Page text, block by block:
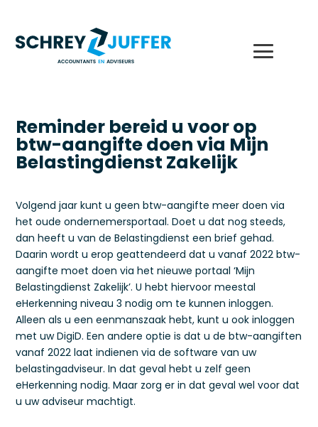
Reminder bereid u voor op
btw-aangifte doen via Mijn
Belastingdienst Zakelijk
Volgend jaar kunt u geen btw-aangifte meer doen via
het oude ondernemersportaal. Doet u dat nog steeds,
dan heeft u van de Belastingdienst een brief gehad.
Daarin wordt u erop geattendeerd dat u vanaf 2022 btw-
aangifte moet doen via het nieuwe portaal ‘Mijn
Belastingdienst Zakelijk’. U hebt hiervoor meestal
eHerkenning niveau 3 nodig om te kunnen inloggen.
Alleen als u een eenmanszaak hebt, kunt u ook inloggen
met uw DigiD. Een andere optie is dat u de btw-aangiften
vanaf 2022 laat indienen via de software van uw
belastingadviseur. In dat geval hebt u zelf geen
eHerkenning nodig. Maar zorg er in dat geval wel voor dat
u uw adviseur machtigt.